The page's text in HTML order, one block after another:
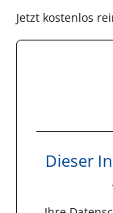
Jetzt kostenlos
Dieser